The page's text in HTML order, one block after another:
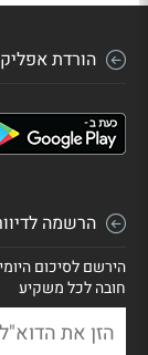
הורדת
הרשמה
הירשם לסיכום
חובה לכל משקיע